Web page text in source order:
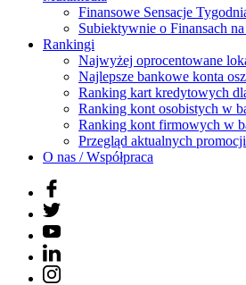
Finansowe Sensacje
Subiektywnie o Finansach
Rankingi
Najwyżej oprocentowane
Najlepsze bankowe konta
Ranking kart kredytowych
Ranking kont osobistych w
Ranking kont firmowych w
Przegląd aktualnych
O nas / Współpraca